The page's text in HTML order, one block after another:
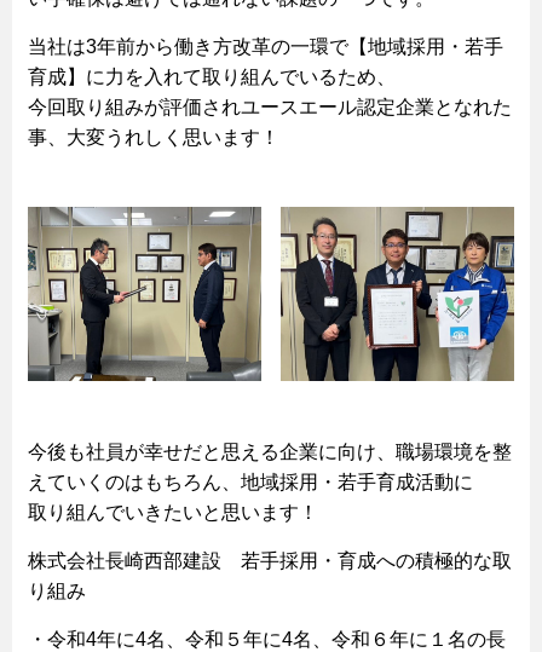
当社は3年前から働き方改革の一環で【地域採用・若手
育成】に力を入れて取り組んでいるため、
今回取り組みが評価されユースエール認定企業となれた
事、大変うれしく思います！
今後も社員が幸せだと思える企業に向け、職場環境を整
えていくのはもちろん、地域採用・若手育成活動に
取り組んでいきたいと思います！
株式会社長崎西部建設 若手採用・育成への積極的な取
り組み
・令和4年に4名、令和５年に4名、令和６年に１名の長